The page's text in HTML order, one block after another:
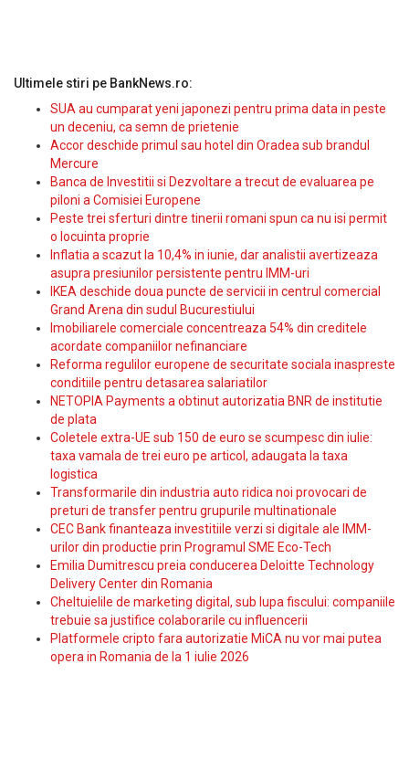
Ultimele stiri pe BankNews.ro:
SUA au cumparat yeni japonezi pentru prima data in peste
un deceniu, ca semn de prietenie
Accor deschide primul sau hotel din Oradea sub brandul
Mercure
Banca de Investitii si Dezvoltare a trecut de evaluarea pe
piloni a Comisiei Europene
Peste trei sferturi dintre tinerii romani spun ca nu isi permit
o locuinta proprie
Inflatia a scazut la 10,4% in iunie, dar analistii avertizeaza
asupra presiunilor persistente pentru IMM-uri
IKEA deschide doua puncte de servicii in centrul comercial
Grand Arena din sudul Bucurestiului
Imobiliarele comerciale concentreaza 54% din creditele
acordate companiilor nefinanciare
Reforma regulilor europene de securitate sociala inaspreste
conditiile pentru detasarea salariatilor
NETOPIA Payments a obtinut autorizatia BNR de institutie
de plata
Coletele extra-UE sub 150 de euro se scumpesc din iulie:
taxa vamala de trei euro pe articol, adaugata la taxa
logistica
Transformarile din industria auto ridica noi provocari de
preturi de transfer pentru grupurile multinationale
CEC Bank finanteaza investitiile verzi si digitale ale IMM-
urilor din productie prin Programul SME Eco-Tech
Emilia Dumitrescu preia conducerea Deloitte Technology
Delivery Center din Romania
Cheltuielile de marketing digital, sub lupa fiscului: companiile
trebuie sa justifice colaborarile cu influencerii
Platformele cripto fara autorizatie MiCA nu vor mai putea
opera in Romania de la 1 iulie 2026